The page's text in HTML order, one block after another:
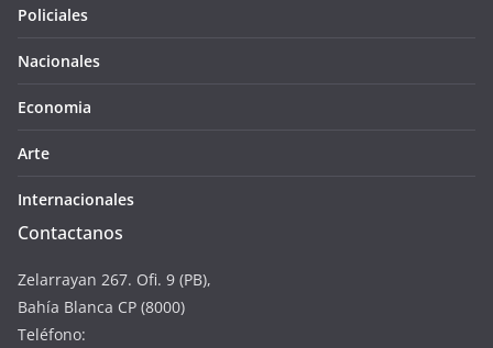
Policiales
Nacionales
Economia
Arte
Internacionales
Contactanos
Zelarrayan 267. Ofi. 9 (PB),
Bahía Blanca CP (8000)
Teléfono: